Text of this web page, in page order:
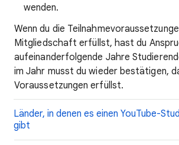
wenden.
Wenn du die
Mitgliedschaft erfüllst, hast du
aufeinanderfolgende Jahre
im Jahr musst du wieder bestätigen,
Voraussetzungen erfüllst.
Länder, in denen es einen YouTube-
gibt